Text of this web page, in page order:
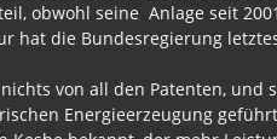
obwohl seine Anlage seit
hat die Bundesregierung
von all den Patenten,
Energieerzeugung